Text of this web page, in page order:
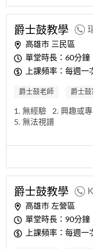
爵士鼓教學
高雄市 三民區
單堂時長：60分鐘
上課頻率：每週一
爵士鼓老師 爵士鼓
1. 無經驗 2. 興趣或
5. 無法視譜
爵士鼓教學
高雄市 左營區
單堂時長：90分鐘
上課頻率：每週一